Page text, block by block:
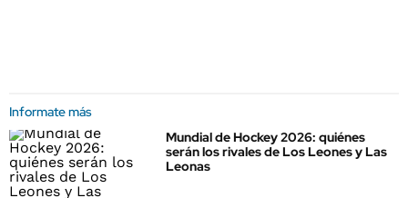
Informate más
Mundial de Hockey 2026: quiénes
serán los rivales de Los Leones y Las
Leonas